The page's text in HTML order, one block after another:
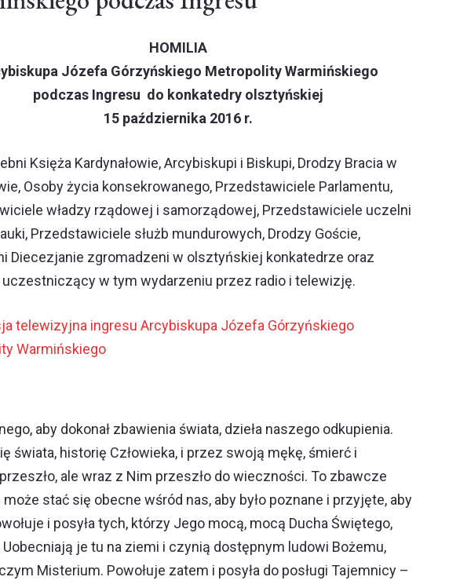
HOMILIA
Józefa Górzyńskiego Metropolity Warmińskiego
podczas Ingresu do konkatedry olsztyńskiej
15 października 2016 r.
Księża Kardynałowie, Arcybiskupi i Biskupi, Drodzy Bracia w
Osoby życia konsekrowanego, Przedstawiciele Parlamentu,
władzy rządowej i samorządowej, Przedstawiciele uczelni
Przedstawiciele służb mundurowych, Drodzy Goście,
Diecezjanie zgromadzeni w olsztyńskiej konkatedrze oraz
w tym wydarzeniu przez radio i telewizję.
telewizyjna ingresu Arcybiskupa Józefa Górzyńskiego
Warmińskiego
aby dokonał zbawienia świata, dzieła naszego odkupienia.
świata, historię Człowieka, i przez swoją mękę, śmierć i
ale wraz z Nim przeszło do wieczności. To zbawcze
stać się obecne wśród nas, aby było poznane i przyjęte, aby
i posyła tych, którzy Jego mocą, mocą Ducha Świętego,
je tu na ziemi i czynią dostępnym ludowi Bożemu,
Misterium. Powołuje zatem i posyła do posługi Tajemnicy –